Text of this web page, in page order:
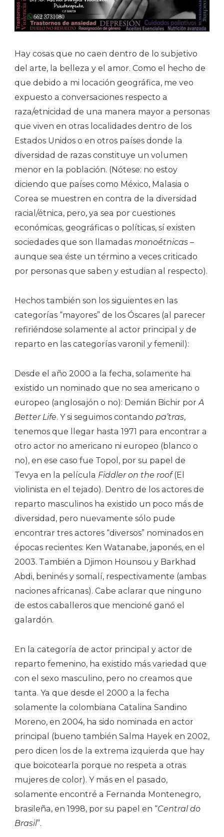
Hay cosas que no caen dentro de lo subjetivo
del arte, la belleza y el amor. Como el hecho de
que debido a mi locación geográfica, me veo
expuesto a conversaciones respecto a
raza/etnicidad de una manera mayor a personas
que viven en otras localidades dentro de los
Estados Unidos o en otros países donde la
diversidad de razas constituye un volumen
menor en la población. (Nótese: no estoy
diciendo que países como México, Malasia o
Corea se muestren en contra de la diversidad
racial/étnica, pero, ya sea por cuestiones
económicas, geográficas o políticas, sí existen
sociedades que son llamadas monoétnicas –
aunque sea éste un término a veces criticado
por personas que saben y estudian al respecto).
Hechos también son los siguientes en las
categorías “mayores” de los Óscares (al parecer
refiriéndose solamente al actor principal y de
reparto en las categorías varonil y femenil):
Desde el año 2000 a la fecha, solamente ha
existido un nominado que no sea americano o
europeo (anglosajón o no): Demián Bichir por A
Better Life. Y si seguimos contando pa’tras,
tenemos que llegar hasta 1971 para encontrar a
otro actor no americano ni europeo (blanco o
no), en ese caso fue Topol, por su papel de
Tevya en la película Fiddler on the roof(El
violinista en el tejado). Dentro de los actores de
reparto masculinos ha existido un poco más de
diversidad, pero nuevamente sólo pude
encontrar tres actores “diversos” nominados en
épocas recientes: Ken Watanabe, japonés, en el
2003. También a Djimon Hounsou y Barkhad
Abdi, beninés y somalí, respectivamente (ambas
naciones africanas). Cabe aclarar que ninguno
de estos caballeros que mencioné ganó el
galardón.
En la categoría de actor principal y actor de
reparto femenino, ha existido más variedad que
con el sexo masculino, pero no creamos que
tanta. Ya que desde el 2000 a la fecha
solamente la colombiana Catalina Sandino
Moreno, en 2004, ha sido nominada en actor
principal (bueno también Salma Hayek en 2002,
pero dicen los de la extrema izquierda que hay
que boicotearla porque no respeta a otras
mujeres de color). Y más en el pasado,
solamente encontré a Fernanda Montenegro,
brasileña, en 1998, por su papel en “Central do
Brasil”.